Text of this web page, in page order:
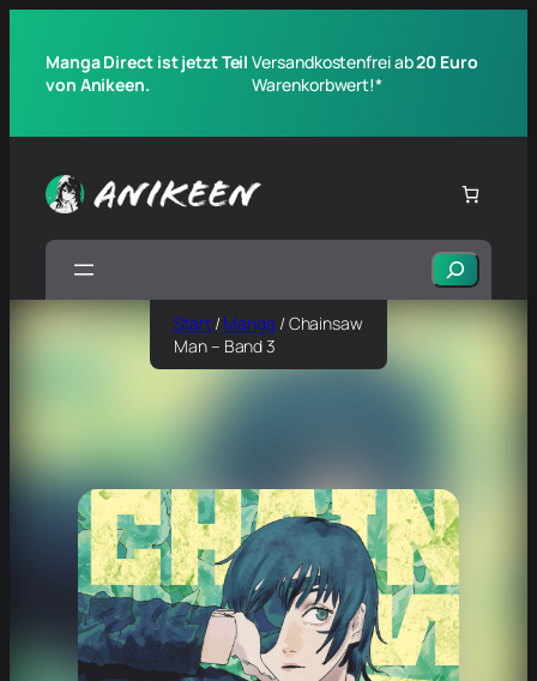
Manga Direct ist jetzt Teil
von Anikeen.
Versandkostenfrei ab20 Euro
Warenkorbwert!*
Suchen
Start/Manga / Chainsaw
Man – Band 3